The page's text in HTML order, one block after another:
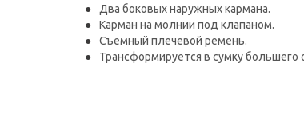
Два боковых наружных кармана.
Карман на молнии под клапаном.
Съемный плечевой ремень.
Трансформируется в сумку большего